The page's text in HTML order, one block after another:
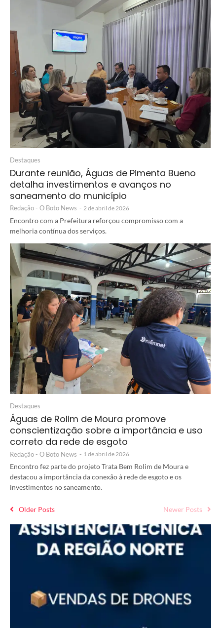
Destaques
Durante reunião, Águas de Pimenta Bueno
detalha investimentos e avanços no
saneamento do município
Redação - O Boto News - 2 de abril de 2026
Encontro com a Prefeitura reforçou compromisso com a
melhoria contínua dos serviços.
Destaques
Águas de Rolim de Moura promove
conscientização sobre a importância e uso
correto da rede de esgoto
Redação - O Boto News - 1 de abril de 2026
Encontro fez parte do projeto Trata Bem Rolim de Moura e
destacou a importância da conexão à rede de esgoto e os
investimentos no saneamento.
Older Posts Newer Posts